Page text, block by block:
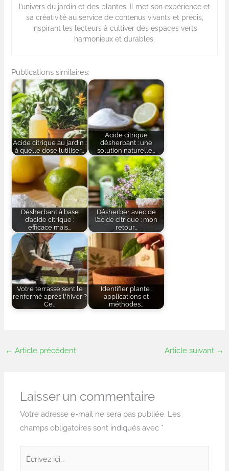
l’univers du jardin et des plantes. Il met son expérience et
sa créativité au service de contenus vivants et précis,
inspirant les lecteurs à cultiver des espaces verts
harmonieux et durables.
Publications similaires:
Acide citrique au jardin :
à quelle dose l’utiliser…
Acide citrique
désherbant : une
solution naturelle…
Désherbant à base
d’acide citrique :
efficace mais…
Désherber avec de
l’acide citrique : mon
retour…
Votre terrasse sent le
renfermé après l'hiver ?
Ce…
Identifier plante :
applications et
méthodes…
← Article précédent Article suivant →
Laisser un commentaire
Votre adresse e-mail ne sera pas publiée. Les
champs obligatoires sont indiqués avec *